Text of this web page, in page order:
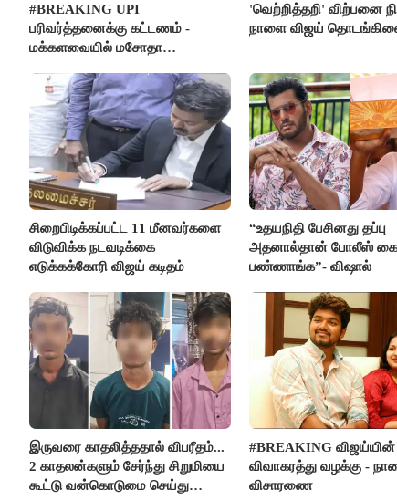
#BREAKING UPI
பரிவர்த்தனைக்கு கட்டணம் -
மக்களவையில் மசோதா
'வெற்றித்தறி' விற்பனை
நாளை விஜய்
சிறைபிடிக்கப்பட்ட 11 மீனவர்களை
விடுவிக்க நடவடிக்கை
எடுக்கக்கோரி விஜய் கடிதம்
“உதயநிதி பேசினது தப்பு
அதனால்தான் போலீஸ்
பண்ணாங்க”- விஷால்
இருவரை காதலித்ததால் விபரீதம்...
2 காதலன்களும் சேர்ந்து சிறுமியை
கூட்டு வன்கொடுமை செய்து
#BREAKING விஜய்யின்
விவாகரத்து வழக்கு -
விசாரணை